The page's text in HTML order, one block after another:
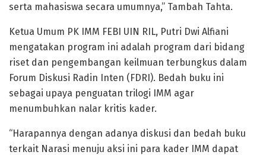
serta mahasiswa secara umumnya,” Tambah Tahta.
Ketua Umum PK IMM FEBI UIN RIL, Putri Dwi Alfiani
mengatakan program ini adalah program dari bidang
riset dan pengembangan keilmuan terbungkus dalam
Forum Diskusi Radin Inten (FDRI). Bedah buku ini
sebagai upaya penguatan trilogi IMM agar
menumbuhkan nalar kritis kader.
“Harapannya dengan adanya diskusi dan bedah buku
terkait Narasi menuju aksi ini para kader IMM dapat